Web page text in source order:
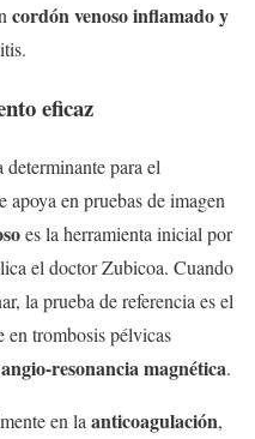
cordón venoso inflamado y
eficaz
para el
en pruebas de imagen
es la herramienta inicial por
el doctor Zubicoa. Cuando
la prueba de referencia es el
en trombosis pélvicas
angio-resonancia magnética.
en la anticoagulación,